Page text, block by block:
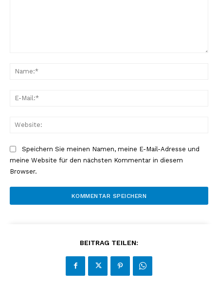
Speichern Sie meinen Namen, meine E-Mail-Adresse und
meine Website für den nächsten Kommentar in diesem
Browser.
BEITRAG TEILEN: